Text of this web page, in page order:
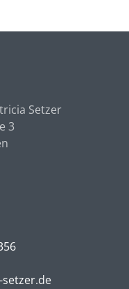
Setzer
3